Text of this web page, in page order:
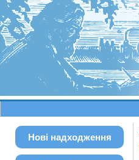
Нові надходження